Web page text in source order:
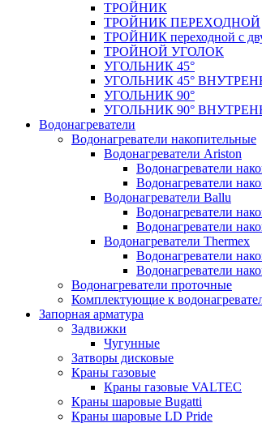
ТРОЙНИК
ТРОЙНИК ПЕРЕXОДНОЙ
ТРОЙНИК переходной с
ТРОЙНОЙ УГОЛОК
УГОЛЬНИК 45°
УГОЛЬНИК 45°
УГОЛЬНИК 90°
УГОЛЬНИК 90°
Водонагреватели
Водонагреватели накопительные
Водонагреватели Ariston
Водонагреватели
Водонагреватели
Водонагреватели Ballu
Водонагреватели
Водонагреватели
Водонагреватели Thermex
Водонагреватели
Водонагреватели
Водонагреватели проточные
Комплектующие к
Запорная арматура
Задвижки
Чугунные
Затворы дисковые
Краны газовые
Краны газовые VALTEC
Краны шаровые Bugatti
Краны шаровые LD Pride